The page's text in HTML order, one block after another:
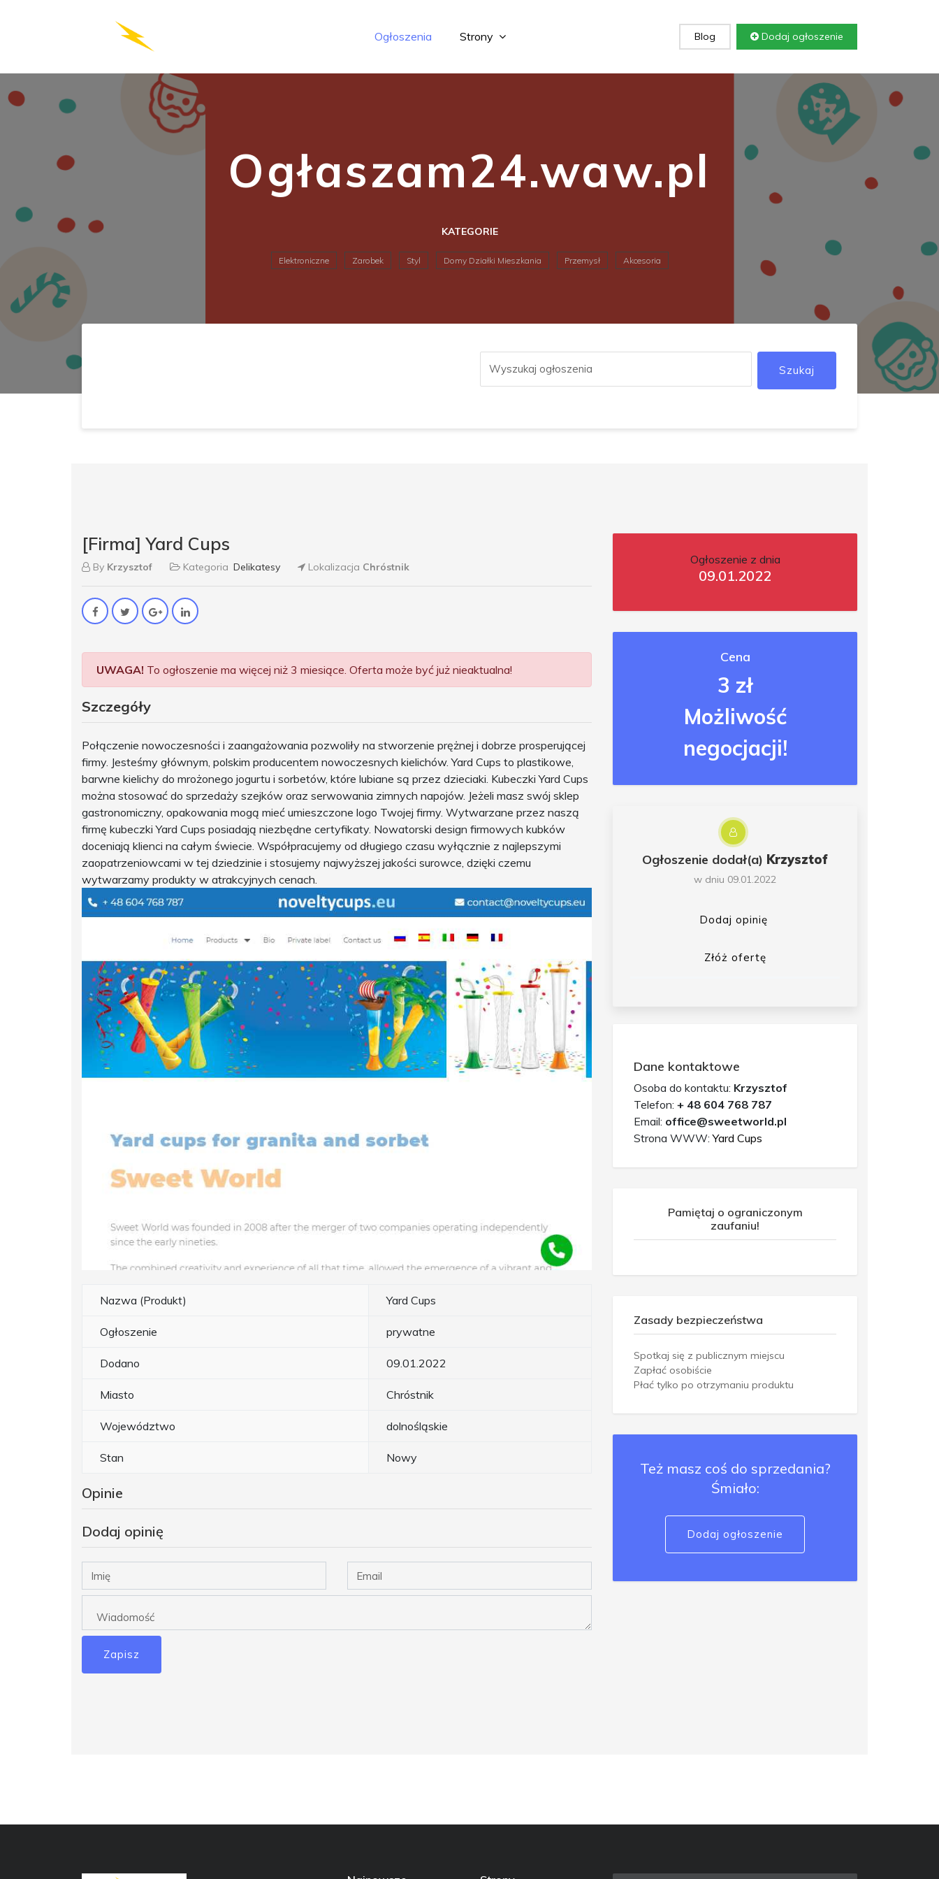
Ogłoszenia Strony Blog Dodaj ogłoszenie
Ogłaszam24.waw.pl
KATEGORIE
Elektroniczne Zarobek Styl Domy Działki Mieszkania Przemysł Akcesoria
Szukaj
[Firma] Yard Cups
By Krzysztof Kategoria Delikatesy Lokalizacja Chróstnik
UWAGA! To ogłoszenie ma więcej niż 3 miesiące. Oferta może być już nieaktualna!
Szczegóły
Połączenie nowoczesności i zaangażowania pozwoliły na stworzenie prężnej i dobrze prosperującej
firmy. Jesteśmy głównym, polskim producentem nowoczesnych kielichów. Yard Cups to plastikowe,
barwne kielichy do mrożonego jogurtu i sorbetów, które lubiane są przez dzieciaki. Kubeczki Yard Cups
można stosować do sprzedaży szejków oraz serwowania zimnych napojów. Jeżeli masz swój sklep
gastronomiczny, opakowania mogą mieć umieszczone logo Twojej firmy. Wytwarzane przez naszą
firmę kubeczki Yard Cups posiadają niezbędne certyfikaty. Nowatorski design firmowych kubków
doceniają klienci na całym świecie. Współpracujemy od długiego czasu wyłącznie z najlepszymi
zaopatrzeniowcami w tej dziedzinie i stosujemy najwyższej jakości surowce, dzięki czemu
wytwarzamy produkty w atrakcyjnych cenach.
Nazwa (Produkt) Yard Cups
Ogłoszenie prywatne
Dodano 09.01.2022
Miasto Chróstnik
Województwo dolnośląskie
Stan Nowy
Opinie
Dodaj opinię
Zapisz
Ogłoszenie z dnia
09.01.2022
Cena
3 zł
Możliwość
negocjacji!
Ogłoszenie dodał(a) Krzysztof
w dniu 09.01.2022
Dodaj opinię
Złóż ofertę
Dane kontaktowe
Osoba do kontaktu: Krzysztof
Telefon: + 48 604 768 787
Email: office@sweetworld.pl
Strona WWW:Yard Cups
Pamiętaj o ograniczonym
zaufaniu!
Zasady bezpieczeństwa
Spotkaj się z publicznym miejscu
Zapłać osobiście
Płać tylko po otrzymaniu produktu
Też masz coś do sprzedania?
Śmiało:
Dodaj ogłoszenie